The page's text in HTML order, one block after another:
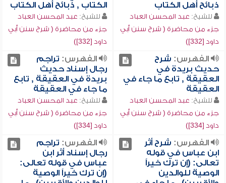
ذبائح أهل الكتاب
للشيخ: عبد المحسن العباد
جزء من محاضرة ( شرح سنن أبي
داود [332])
الكتاب , ذبائح أهل الكتاب
للشيخ: عبد المحسن العباد
جزء من محاضرة ( شرح سنن أبي
داود [332])
الفهرس: شرح
حديث بريدة في
العقيقة , تابع ما جاء في
العقيقة
للشيخ: عبد المحسن العباد
جزء من محاضرة ( شرح سنن أبي
داود [334])
الفهرس: تراجم
رجال إسناد حديث
بريدة في العقيقة , تابع
ما جاء في العقيقة
للشيخ: عبد المحسن العباد
جزء من محاضرة ( شرح سنن أبي
داود [334])
الفهرس: شرح أثر
ابن عباس في قوله
تعالى: (إن ترك خيراً
الوصية للوالدين
الفهرس: تراجم
رجال إسناد أثر ابن
عباس في قوله تعالى:
(إن ترك خيراً الوصية